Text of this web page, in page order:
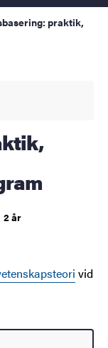
praktik,
2 år
vid